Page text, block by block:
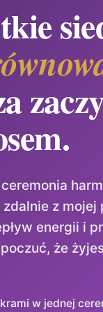
z mojej
energii i
że
w jednej